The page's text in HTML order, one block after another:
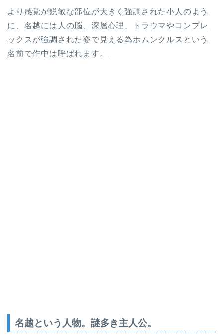
より感覚が鋭敏な部位が大きく強調された小人のよう
に、名越には人の脳、深層心理、トラウマやコンプレ
ックスが強調された姿で見える為ホムンクルスという
名前で作中は呼ばれます。
名越という人物。謎多き主人公。